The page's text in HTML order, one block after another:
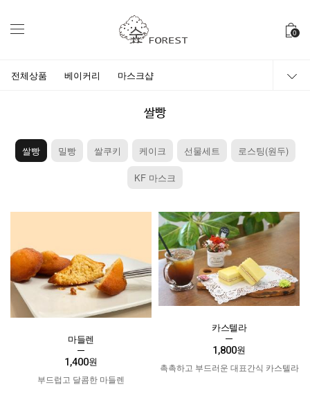
0
전체상품 베이커리 마스크샵
쌀빵
쌀빵 밀빵 쌀쿠키 케이크 선물세트 로스팅(원두)
KF 마스크
마들렌
1,400원
부드럽고 달콤한 마들렌
카스텔라
1,800원
촉촉하고 부드러운 대표간식 카스텔라